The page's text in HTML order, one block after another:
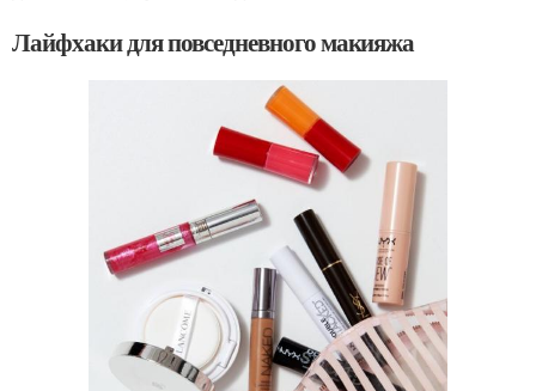
Лайфхаки для повседневного макияжа